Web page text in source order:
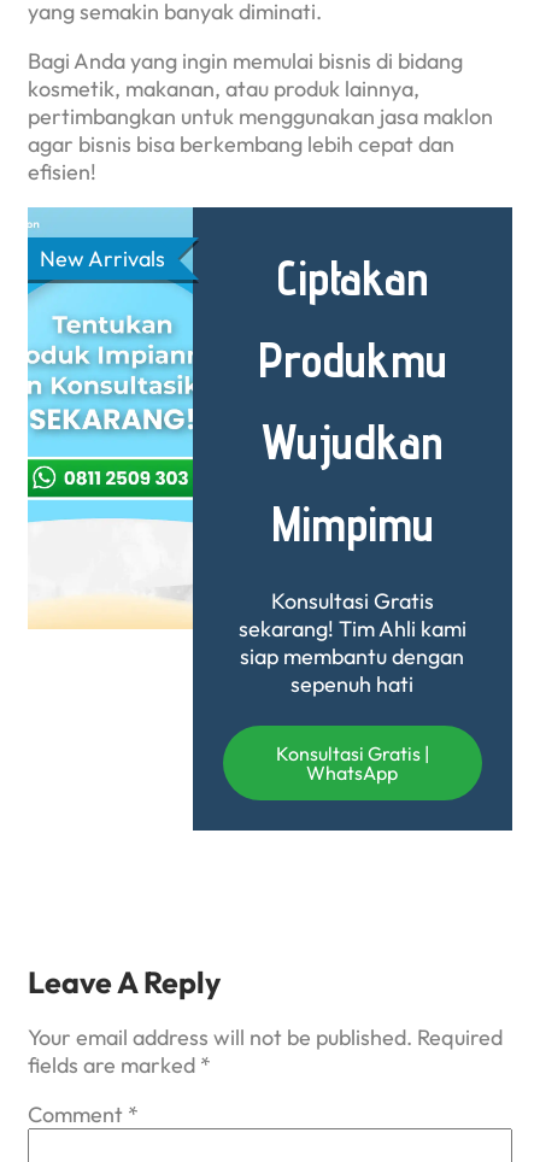
yang semakin banyak diminati.
Bagi Anda yang ingin memulai bisnis di bidang
kosmetik, makanan, atau produk lainnya,
pertimbangkan untuk menggunakan jasa maklon
agar bisnis bisa berkembang lebih cepat dan
efisien!
New Arrivals
Ciptakan
Produkmu
Wujudkan
Mimpimu
Konsultasi Gratis
sekarang! Tim Ahli kami
siap membantu dengan
sepenuh hati
Konsultasi Gratis |
WhatsApp
Leave A Reply
Your email address will not be published. Required
fields are marked *
Comment *